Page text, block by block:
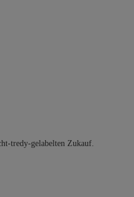
tredy-gelabelten Zukauf.